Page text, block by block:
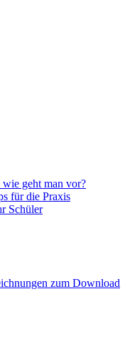
geht man vor?
für die Praxis
Schüler
zum Download